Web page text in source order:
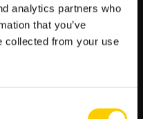
analytics partners who
that you’ve
collected from your use
-0.5 i kursem 1.70,
że nie spodziewa
na defensywną